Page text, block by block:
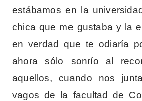
estábamos en la
chica que me gustaba y la
en verdad que te odiaría
ahora sólo sonrío al
aquellos, cuando nos
vagos de la facultad de